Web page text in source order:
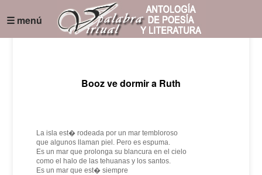
☰ menú
Booz ve dormir a Ruth
La isla est� rodeada por un mar tembloroso
que algunos llaman piel. Pero es espuma.
Es un mar que prolonga su blancura en el cielo
como el halo de las tehuanas y los santos.
Es un mar que est� siempre